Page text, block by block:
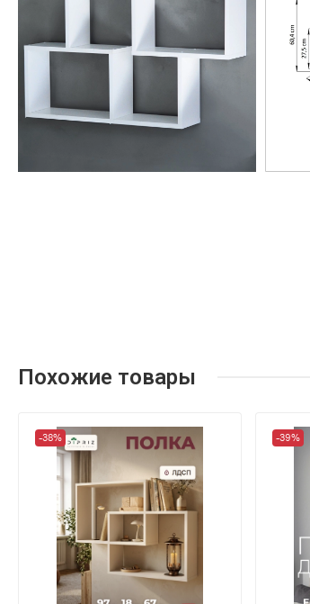
Похожие товары
-38% -39%